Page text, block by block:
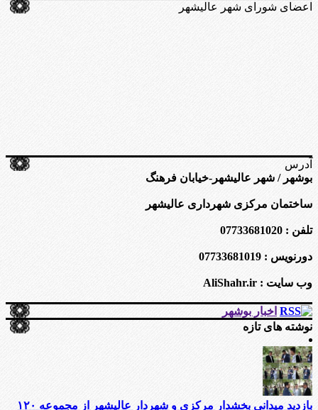
اعضای شورای شهر عالیشهر
آدرس
بوشهر / شهر عالیشهر-خیابان فرهنگ
ساختمان مرکزی شهرداری عالیشهر
تلفن : 07733681020
دورنویس : 07733681019
وب سایت : AliShahr.ir
اخبار بوشهر
نوشته های تازه
بازدید میدانی بخشدار مرکزی و شهردار عالیشهر از مجموعه ۱۲۰